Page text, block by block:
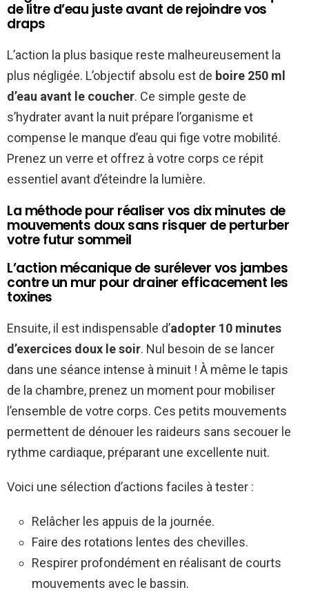
de litre d’eau juste avant de rejoindre vos
draps
L’action la plus basique reste malheureusement la
plus négligée. L’objectif absolu est de boire 250 ml
d’eau avant le coucher. Ce simple geste de
s’hydrater avant la nuit prépare l’organisme et
compense le manque d’eau qui fige votre mobilité.
Prenez un verre et offrez à votre corps ce répit
essentiel avant d’éteindre la lumière.
La méthode pour réaliser vos dix minutes de
mouvements doux sans risquer de perturber
votre futur sommeil
L’action mécanique de surélever vos jambes
contre un mur pour drainer efficacement les
toxines
Ensuite, il est indispensable d’adopter 10 minutes
d’exercices doux le soir. Nul besoin de se lancer
dans une séance intense à minuit ! À même le tapis
de la chambre, prenez un moment pour mobiliser
l’ensemble de votre corps. Ces petits mouvements
permettent de dénouer les raideurs sans secouer le
rythme cardiaque, préparant une excellente nuit.
Voici une sélection d’actions faciles à tester :
Relâcher les appuis de la journée.
Faire des rotations lentes des chevilles.
Respirer profondément en réalisant de courts
mouvements avec le bassin.